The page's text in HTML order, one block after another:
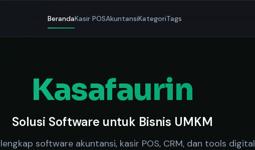
BerandaKasir POSAkuntansiKategoriTags
Kasafaurin
Solusi Software untuk Bisnis UMKM
software akuntansi, kasir POS, CRM, dan tools digital